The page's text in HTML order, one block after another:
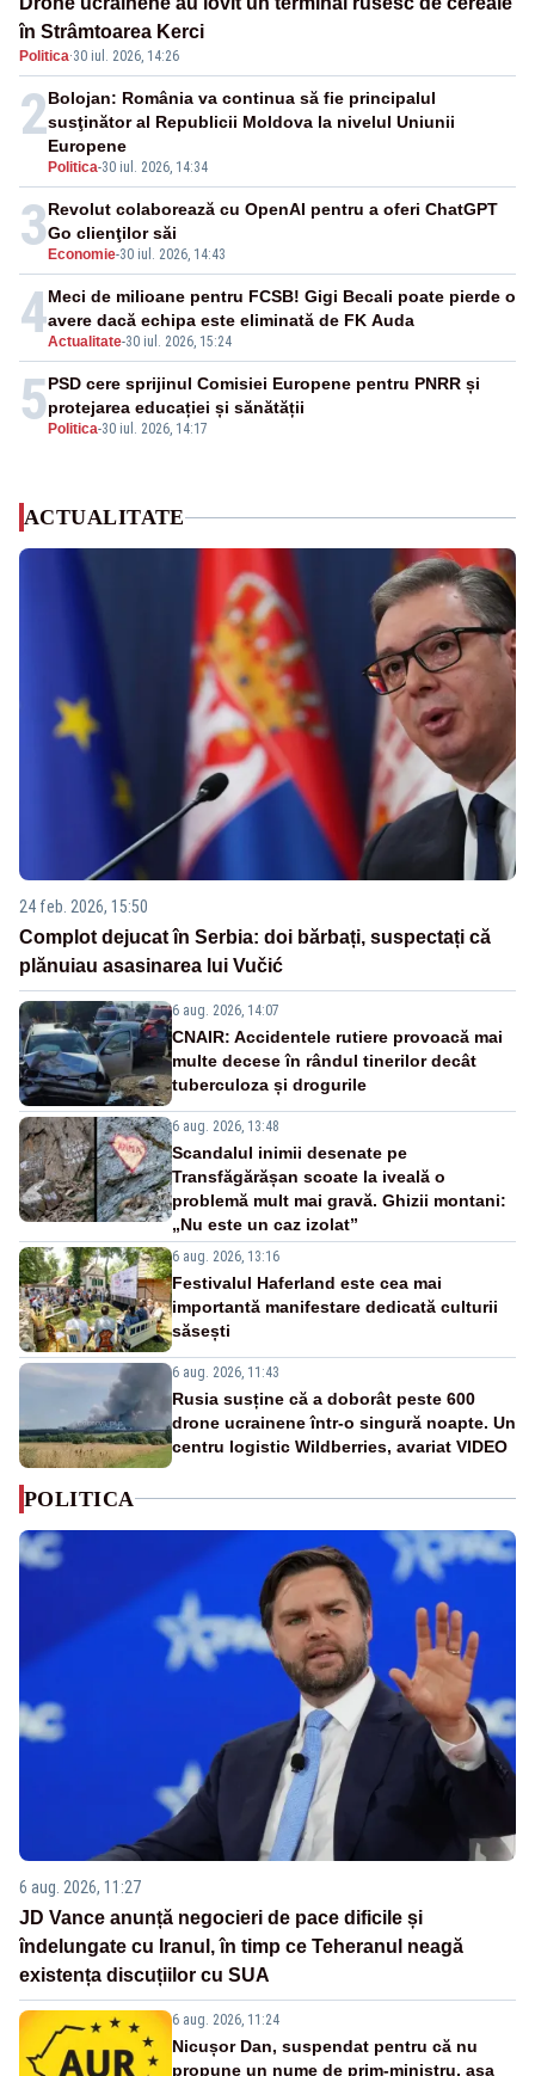
în Strâmtoarea Kerci
Politica·30 iul. 2026, 14:26
2
Politica-30 iul. 2026, 14:34
Bolojan: România va continua să fie principalul
susţinător al Republicii Moldova la nivelul Uniunii
Europene
3 Economie-30 iul. 2026, 14:43
Revolut colaborează cu OpenAI pentru a oferi ChatGPT
Go clienţilor săi
4Actualitate-30 iul. 2026, 15:24
Meci de milioane pentru FCSB! Gigi Becali poate pierde o
avere dacă echipa este eliminată de FK Auda
5 Politica-30 iul. 2026, 14:17
PSD cere sprijinul Comisiei Europene pentru PNRR și
protejarea educației și sănătății
ACTUALITATE
24 feb. 2026, 15:50
Complot dejucat în Serbia: doi bărbați, suspectați că
plănuiau asasinarea lui Vučić
6 aug. 2026, 14:07
CNAIR: Accidentele rutiere provoacă mai
multe decese în rândul tinerilor decât
tuberculoza și drogurile
6 aug. 2026, 13:48
Scandalul inimii desenate pe
Transfăgărășan scoate la iveală o
problemă mult mai gravă. Ghizii montani:
„Nu este un caz izolat”
6 aug. 2026, 13:16
Festivalul Haferland este cea mai
importantă manifestare dedicată culturii
săsești
6 aug. 2026, 11:43
Rusia susține că a doborât peste 600
drone ucrainene într-o singură noapte. Un
centru logistic Wildberries, avariat VIDEO
POLITICA
6 aug. 2026, 11:27
JD Vance anunță negocieri de pace dificile și
îndelungate cu Iranul, în timp ce Teheranul neagă
existența discuțiilor cu SUA
6 aug. 2026, 11:24
Nicușor Dan, suspendat pentru că nu
propune un nume de prim-ministru, așa